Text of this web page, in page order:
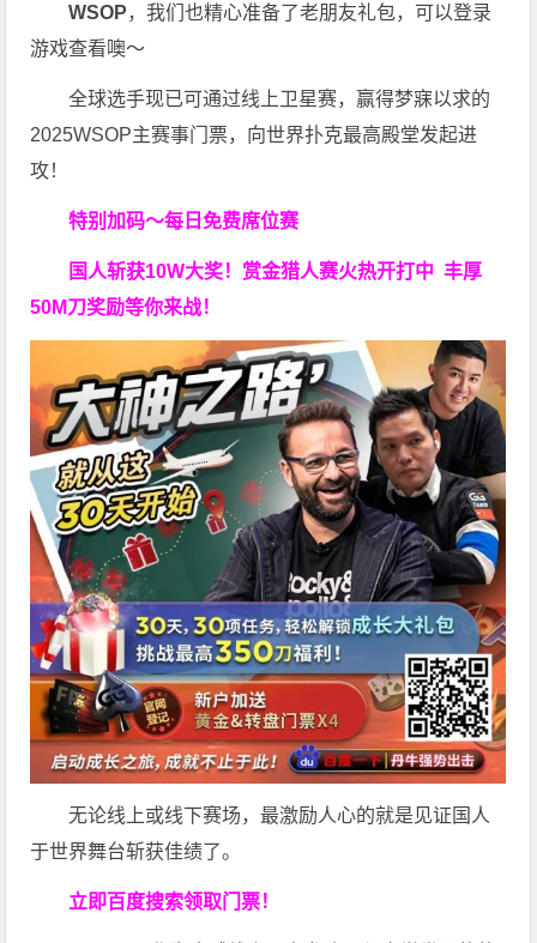
WSOP，我们也精心准备了老朋友礼包，可以登录
游戏查看噢～
全球选手现已可通过线上卫星赛，赢得梦寐以求的
2025WSOP主赛事门票，向世界扑克最高殿堂发起进
攻！
特别加码～每日免费席位赛
国人斩获10W大奖！ 赏金猎人赛火热开打中 丰厚
50M刀奖励等你来战！
无论线上或线下赛场，最激励人心的就是见证国人
于世界舞台斩获佳绩了。
立即百度搜索领取门票！